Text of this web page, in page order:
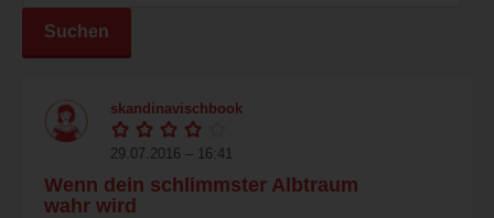
Suchen
skandinavischbook
29.07.2016 – 16:41
Wenn dein schlimmster Albtraum
wahr wird